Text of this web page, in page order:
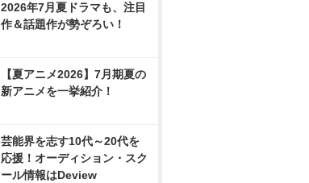
2026年7月夏ドラマも、注目
作＆話題作が勢ぞろい！
【夏アニメ2026】7月期夏の
新アニメを一挙紹介！
芸能界を志す10代～20代を
応援！オーディション・スク
ール情報はDeview